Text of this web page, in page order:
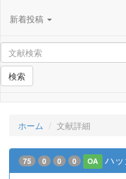
新着投稿
検索
ホーム 文献詳細
75 0 0 0 OA ハ